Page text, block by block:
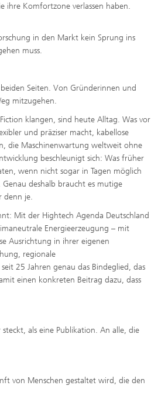
ihre Komfortzone verlassen haben.
in den Markt kein Sprung ins
muss.
Seiten. Von Gründerinnen und
mitzugehen.
klangen, sind heute Alltag. Was vor
und präziser macht, kabellose
die Maschinenwartung weltweit ohne
beschleunigt sich: Was früher
wenn nicht sogar in Tagen möglich
deshalb braucht es mutige
denn je.
Mit der Hightech Agenda Deutschland
Energieerzeugung – mit
Ausrichtung in ihrer eigenen
regionale
25 Jahren genau das Bindeglied, das
einen konkreten Beitrag dazu, dass
als eine Publikation. An alle, die
von Menschen gestaltet wird, die den